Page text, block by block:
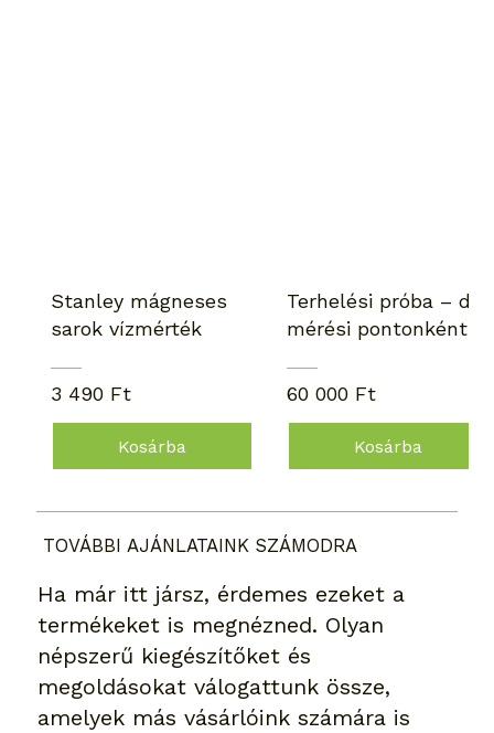
Stanley mágneses
sarok vízmérték
3 490 Ft
Kosárba
Terhelési próba – díj
mérési pontonként
60 000 Ft
Kosárba
TOVÁBBI AJÁNLATAINK SZÁMODRA
Ha már itt jársz, érdemes ezeket a
termékeket is megnézned. Olyan
népszerű kiegészítőket és
megoldásokat válogattunk össze,
amelyek más vásárlóink számára is